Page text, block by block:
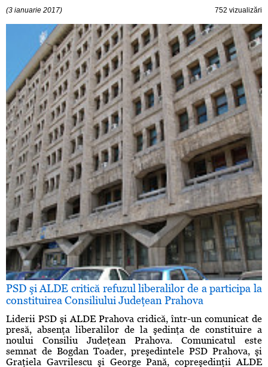
(3 ianuarie 2017) 752 vizualizări
PSD şi ALDE critică refuzul liberalilor de a participa la
constituirea Consiliului Judeţean Prahova
Liderii PSD şi ALDE Prahova cridică, într-un comunicat de
presă, absenţa liberalilor de la şedinţa de constituire a
noului Consiliu Judeţean Prahova. Comunicatul este
semnat de Bogdan Toader, preşedintele PSD Prahova, şi
Graţiela Gavrilescu şi George Pană, copreşedinţii ALDE